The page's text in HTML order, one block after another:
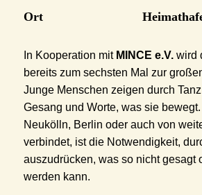
Ort
In Kooperation mit MINCE e.V.wird
bereits zum sechsten Mal zur
Junge Menschen zeigen durch
Gesang und Worte, was sie
Neukölln, Berlin oder auch von
verbindet, ist die Notwendigkeit,
auszudrücken, was so nicht gesagt
werden kann.